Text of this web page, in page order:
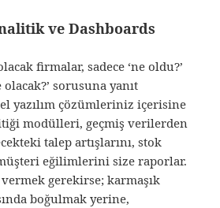
ve Dashboards
firmalar, sadece ‘ne oldu?’
sorusuna yanıt
yazılım çözümleriniz içerisine
modülleri, geçmiş verilerden
talep artışlarını, stok
eğilimlerini size raporlar.
gerekirse; karmaşık
boğulmak yerine,